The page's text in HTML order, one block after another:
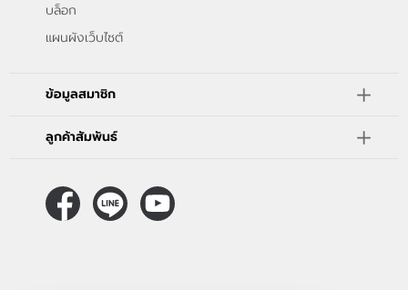
บล็อก
แผนผังเว็บไซต์
ข้อมูลสมาชิก
ลูกค้าสัมพันธ์